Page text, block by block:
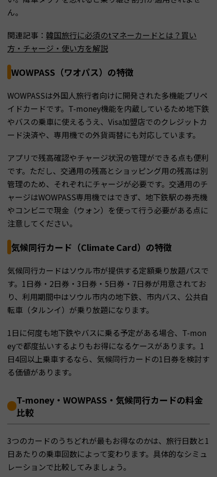
ん。
関連記事： 韓国旅行に必須のtマネーカードとは？買い
方・チャージ・使い方を解説
WOWPASS（ワオパス）の特徴
WOWPASSは外国人旅行者向けに開発された多機能プリペ
イドカードです。T-money機能を内蔵しているため地下鉄
やバスの乗車に使えるうえ、Visa加盟店でのクレジットカ
ード決済や、専用機での外貨両替にも対応しています。
アプリで残高確認やチャージ状況の管理ができる点も便利
です。ただし、交通用の残高とショッピング用の残高は別
管理のため、それぞれにチャージが必要です。交通用のチ
ャージはWOWPASS専用機ではできず、地下鉄駅の券売機
やコンビニで現金（ウォン）を使って行う必要がある点に
注意してください。
気候同行カード（Climate Card）の特徴
気候同行カードはソウル市が提供する定額乗り放題パスで
す。1日券・2日券・3日券・5日券・7日券が用意されてお
り、利用期間中はソウル市内の地下鉄、市内バス、公共自
転車（タルンイ）が乗り放題になります。
1日に何度も地下鉄やバスに乗る予定がある場合、T-mon
eyで都度払いするよりもお得になるケースがあります。1
日4回以上乗車するなら、気候同行カードの1日券を検討す
る価値があります。
T-money・WOWPASS・気候同行カードの料金
比較
3つのカードのうちどれが最もお得なのかは、旅行日数と1
日あたりの乗車回数によって変わります。具体的なシミュ
レーションで比較してみましょう。